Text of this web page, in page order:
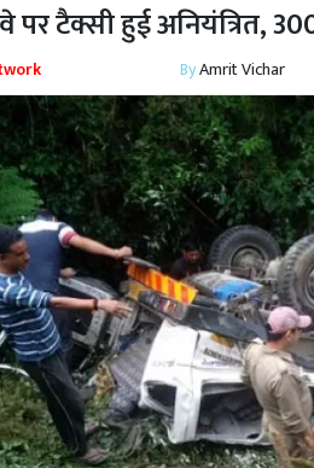
पर टैक्सी हुई अनियंत्रित,
ByAmrit Vichar